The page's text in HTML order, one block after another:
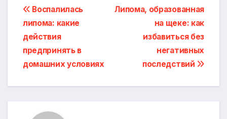
Навигация
по
записям
Липома, образованная
на щеке: как
избавиться без
негативных
последствий
Воспалилась
липома: какие
действия
предпринять в
домашних условиях